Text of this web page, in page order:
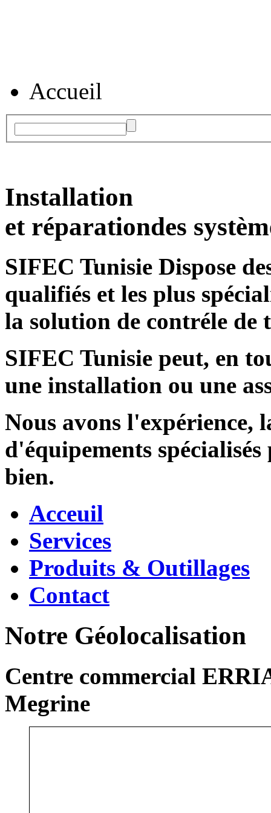
Accueil
Installation
et réparationdes
SIFEC Tunisie Dispose
qualifiés et les plus
la solution de contréle de
SIFEC Tunisie peut, en
une installation ou une
Nous avons l'expérience,
d'équipements
bien.
Acceuil
Services
Produits & Outillages
Contact
Notre Géolocalisation
Centre commercial
Megrine